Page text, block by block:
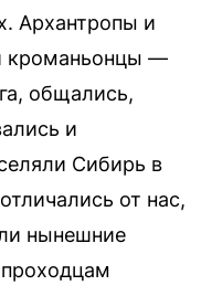
Архантропы и
кроманьонцы —
общались,
и
Сибирь в
от нас,
нынешние